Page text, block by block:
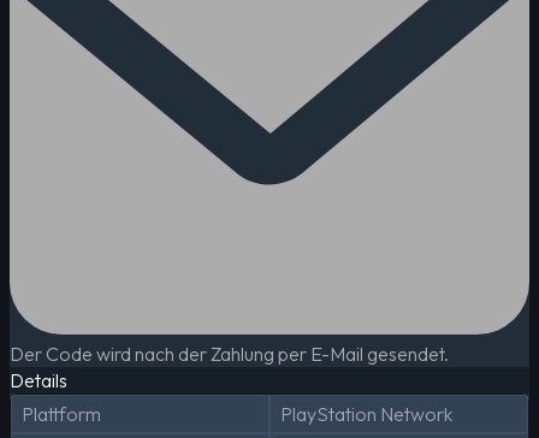
Der Code wird nach der Zahlung per E-Mail gesendet.
Details
Plattform
PlayStation Network